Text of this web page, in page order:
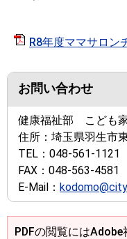
R8年度ママサロン
お問い合わせ
健康福祉部 こども
住所： 埼玉県羽生市
TEL： 048-561-1121
FAX： 048-563-4581
E-Mail：
PDFの閲覧には